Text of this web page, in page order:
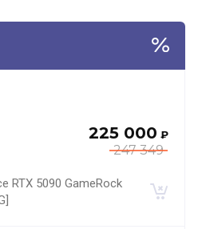
247 349
225 000 ₽
RTX 5090 GameRock